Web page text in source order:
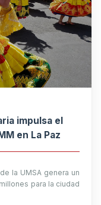
impulsa el
en La Paz
la UMSA genera un
para la ciudad